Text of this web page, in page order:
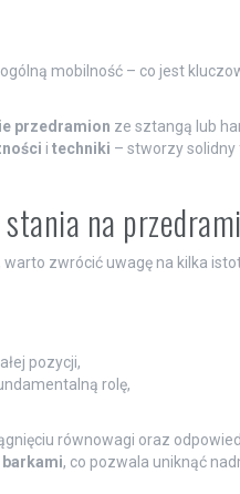
mobilność – co jest
przedramion ze sztangą lub
i techniki – stworzy
na
zwrócić uwagę na kilka
pozycji,
rolę,
równowagi oraz
, co pozwala uniknąć